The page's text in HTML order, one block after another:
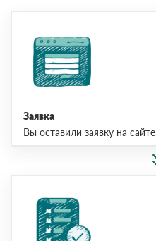
Заявка
Вы оставили заявку на сайте